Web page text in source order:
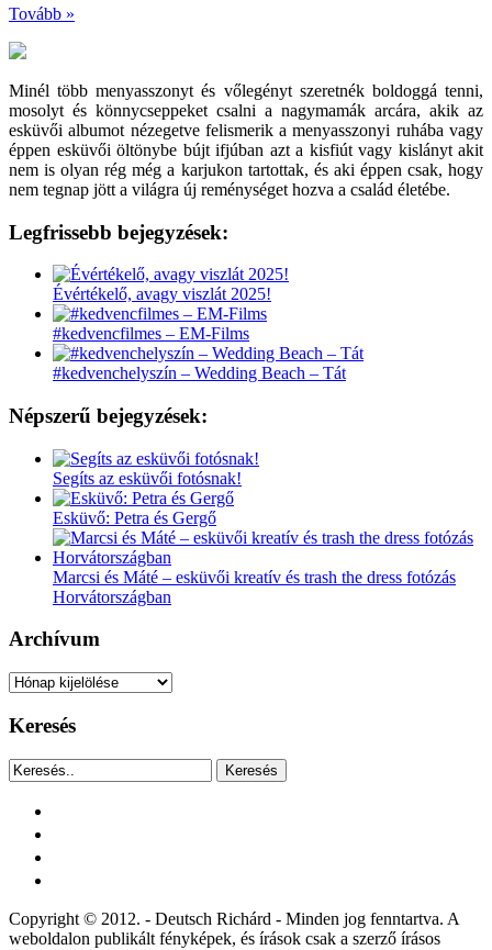
Tovább »
Minél több menyasszonyt és vőlegényt szeretnék boldoggá tenni,
mosolyt és könnycseppeket csalni a nagymamák arcára, akik az
esküvői albumot nézegetve felismerik a menyasszonyi ruhába vagy
éppen esküvői öltönybe bújt ifjúban azt a kisfiút vagy kislányt akit
nem is olyan rég még a karjukon tartottak, és aki éppen csak, hogy
nem tegnap jött a világra új reménységet hozva a család életébe.
Legfrissebb bejegyzések:
Évértékelő, avagy viszlát 2025!
#kedvencfilmes – EM-Films
#kedvenchelyszín – Wedding Beach – Tát
Népszerű bejegyzések:
Segíts az esküvői fotósnak!
Esküvő: Petra és Gergő
Marcsi és Máté – esküvői kreatív és trash the dress fotózás
Horvátországban
Archívum
Archívum
Keresés
Keresés
Copyright © 2012. - Deutsch Richárd - Minden jog fenntartva. A
weboldalon publikált fényképek, és írások csak a szerző írásos